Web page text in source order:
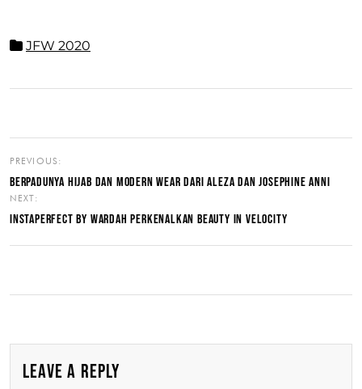
JFW 2020
PREVIOUS:
BERPADUNYA HIJAB DAN MODERN WEAR DARI ALEZA DAN JOSEPHINE ANNI
NEXT:
INSTAPERFECT BY WARDAH PERKENALKAN BEAUTY IN VELOCITY
LEAVE A REPLY